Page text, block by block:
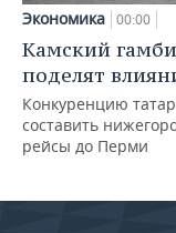
Экономика 00:00
Камский
поделят
Конкуренцию
составить
рейсы до Перми